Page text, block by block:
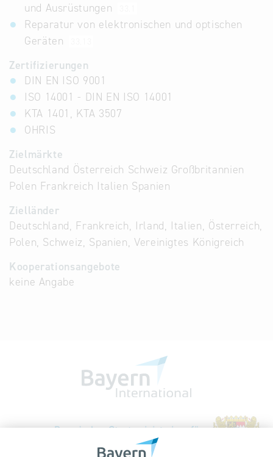
und Ausrüstungen
Reparatur von elektronischen und optischen
Geräten
Zertifizierungen
DIN EN ISO 9001
ISO 14001 - DIN EN ISO 14001
KTA 1401, KTA 3507
OHRIS
Zielmärkte
Deutschland Österreich Schweiz Großbritannien
Polen Frankreich Italien Spanien
Zielländer
Deutschland, Frankreich, Irland, Italien, Österreich,
Polen, Schweiz, Spanien, Vereinigtes Königreich
Kooperationsangebote
keine Angabe